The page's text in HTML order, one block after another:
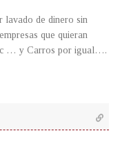
lavado de dinero sin
que quieran
… y Carros por igual….